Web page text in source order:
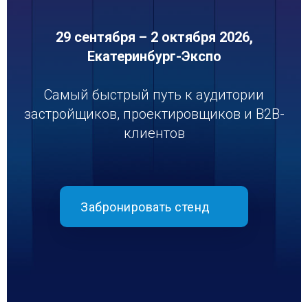
29 сентября – 2 октября 2026,
Екатеринбург-Экспо
Самый быстрый путь к аудитории
застройщиков, проектировщиков и B2B-
клиентов
Забронировать стенд